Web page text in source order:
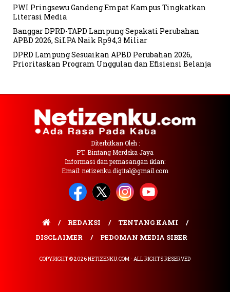
PWI Pringsewu Gandeng Empat Kampus Tingkatkan
Literasi Media
Banggar DPRD-TAPD Lampung Sepakati Perubahan
APBD 2026, SiLPA Naik Rp94,3 Miliar
DPRD Lampung Sesuaikan APBD Perubahan 2026,
Prioritaskan Program Unggulan dan Efisiensi Belanja
Diterbitkan Oleh :
PT. Bintang Merdeka Jaya
Informasi dan pemasangan iklan:
Email: netizenku.digital@gmail.com
REDAKSI
TENTANG KAMI
DISCLAIMER
PEDOMAN MEDIA SIBER
COPYRIGHT © 2026 NETIZENKU.COM - ALL RIGHTS RESERVED